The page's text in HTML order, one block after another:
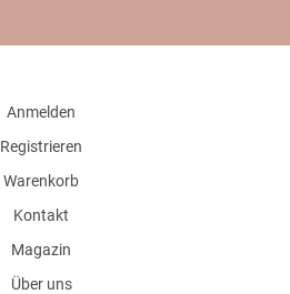
Anmelden
Registrieren
Warenkorb
Kontakt
Magazin
Über uns